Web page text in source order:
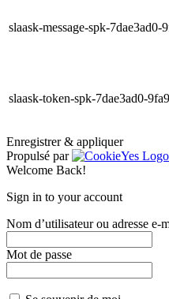
slaask-message-spk-
slaask-token-spk-7dae3ad0-
Enregistrer & appliquer
Propulsé par
Welcome Back!
Sign in to your account
Nom d’utilisateur ou adresse e-
Mot de passe